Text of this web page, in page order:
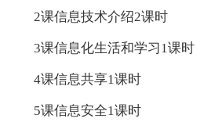
2课信息技术介绍2课时
3课信息化生活和学习1课时
4课信息共享1课时
5课信息安全1课时